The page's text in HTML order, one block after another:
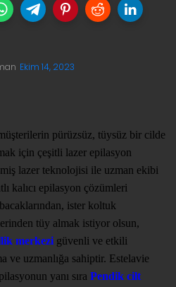
Ekim 14, 2023
pürüzsüz, tüysüz bir cilde
için çeşitli lazer epilasyon
lazer teknolojisi ile uzman ekibi
kalıcı epilasyon çözümleri
ister koltuk
tüy almak istiyor olsun,
merkezi güvenli ve etkili
ve uzmanlığa sahiptir. Estelavie
yanı sıra Pendik cilt